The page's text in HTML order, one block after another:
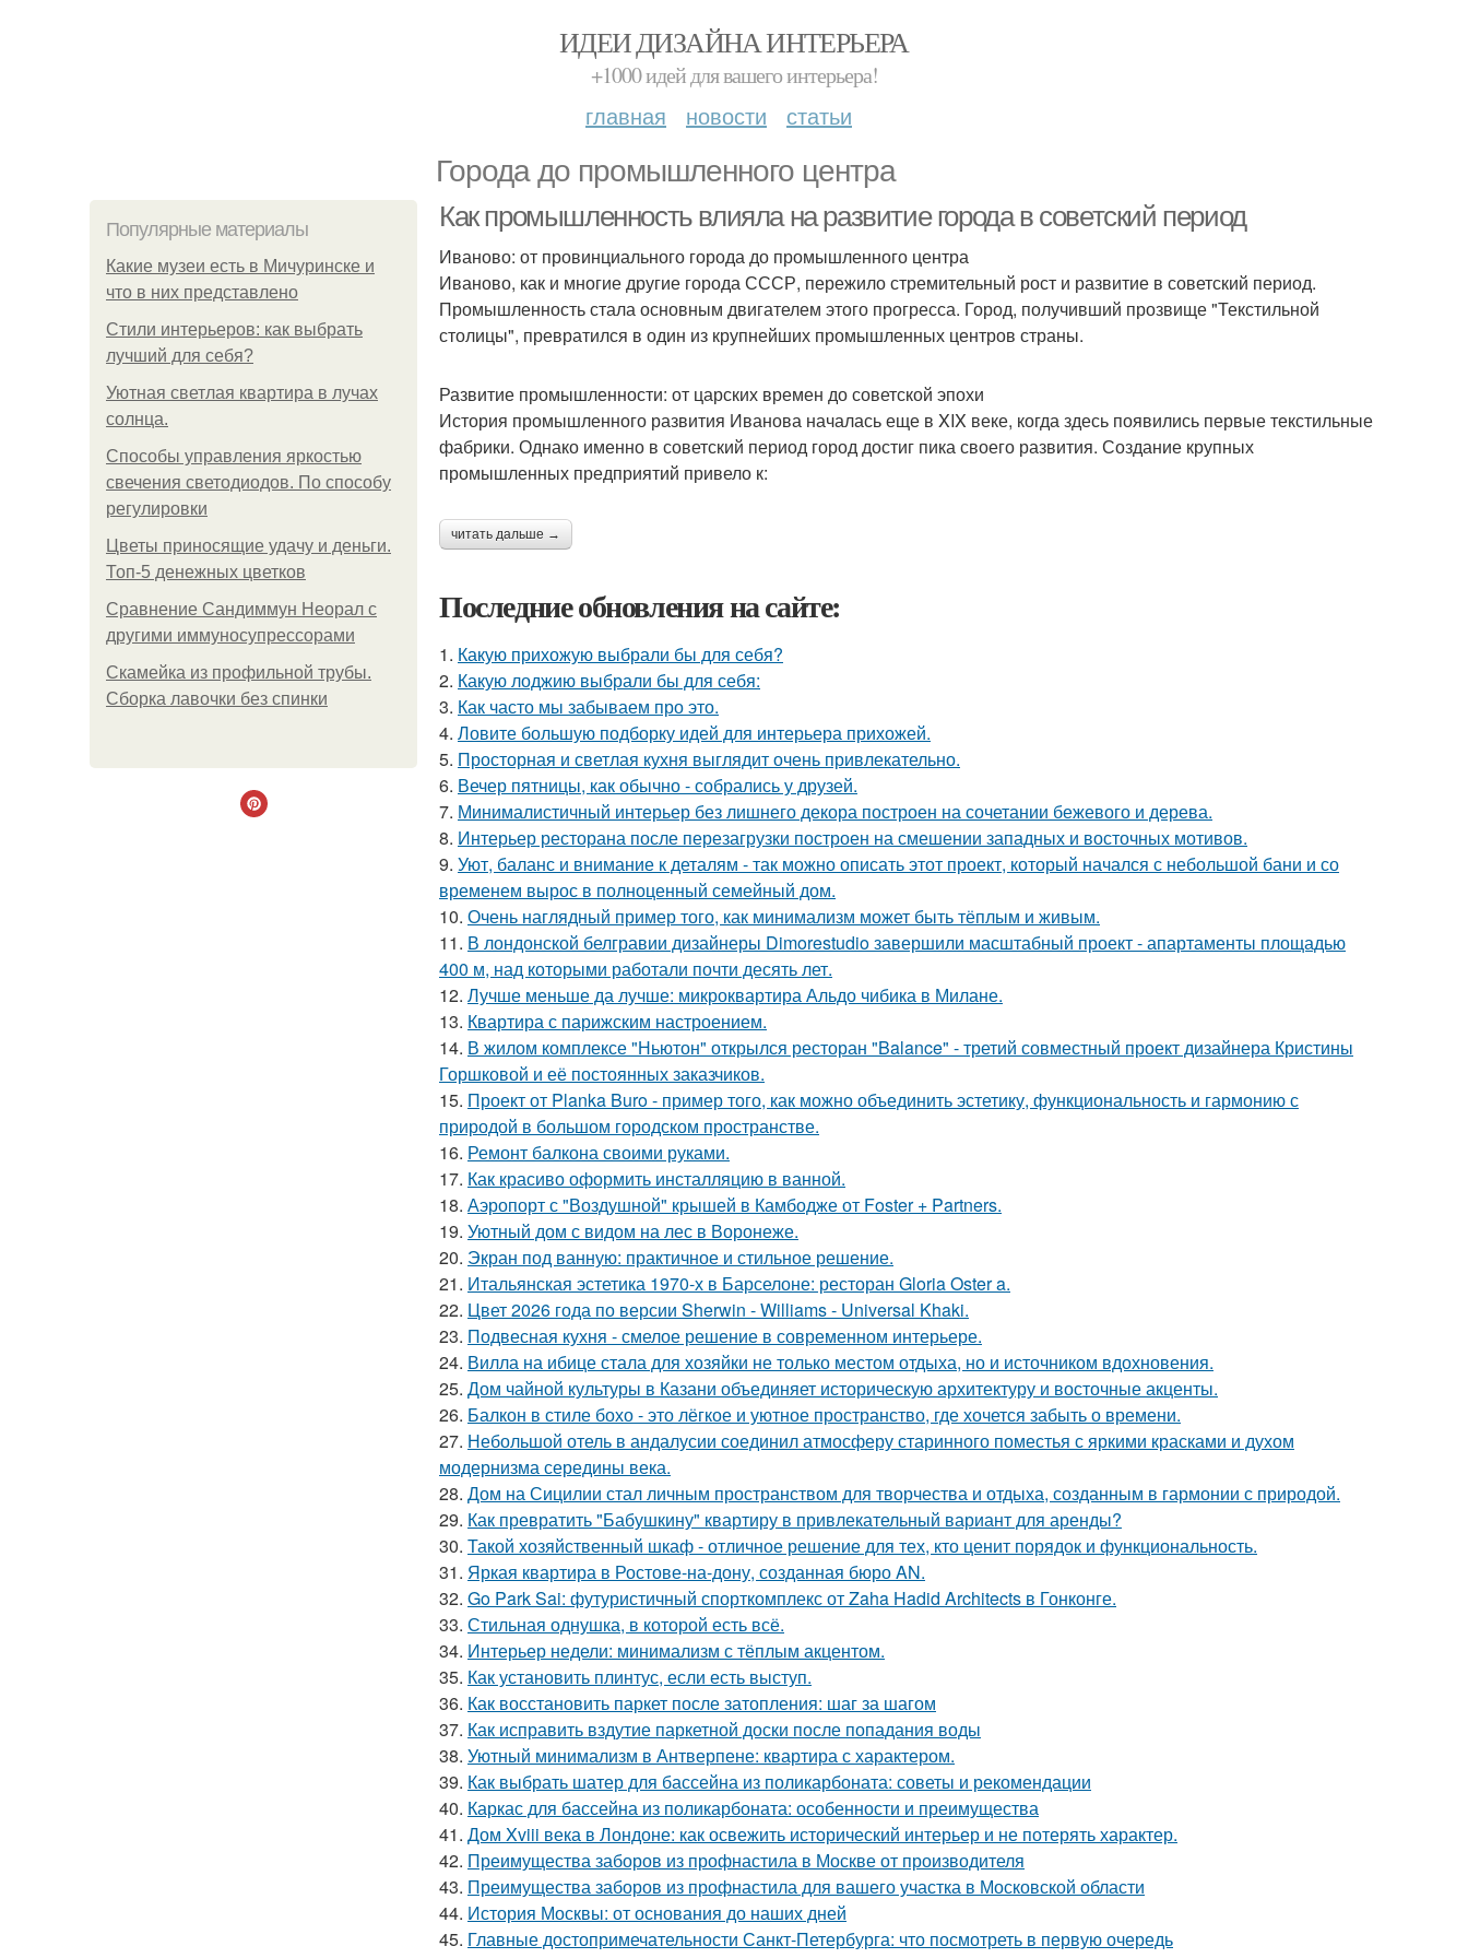
ИДЕИ ДИЗАЙНА ИНТЕРЬЕРА
+1000 идей для вашего интерьера!
главная новости статьи
Города до промышленного центра
Популярные материалы
Какие музеи есть в Мичуринске и
что в них представлено
Стили интерьеров: как выбрать
лучший для себя?
Уютная светлая квартира в лучах
солнца.
Способы управления яркостью
свечения светодиодов. По способу
регулировки
Цветы приносящие удачу и деньги.
Топ-5 денежных цветков
Сравнение Сандиммун Неорал с
другими иммуносупрессорами
Скамейка из профильной трубы.
Сборка лавочки без спинки
Как промышленность влияла на развитие города в советский период
Иваново: от провинциального города до промышленного центра
Иваново, как и многие другие города СССР, пережило стремительный рост и развитие в советский период.
Промышленность стала основным двигателем этого прогресса. Город, получивший прозвище "Текстильной
столицы", превратился в один из крупнейших промышленных центров страны.
Развитие промышленности: от царских времен до советской эпохи
История промышленного развития Иванова началась еще в XIX веке, когда здесь появились первые текстильные
фабрики. Однако именно в советский период город достиг пика своего развития. Создание крупных
промышленных предприятий привело к:
читать дальше →
Последние обновления на сайте:
1. Какую прихожую выбрали бы для себя?
2. Какую лоджию выбрали бы для себя:
3. Как часто мы забываем про это.
4. Ловите большую подборку идей для интерьера прихожей.
5. Просторная и светлая кухня выглядит очень привлекательно.
6. Вечер пятницы, как обычно - собрались у друзей.
7. Минималистичный интерьер без лишнего декора построен на сочетании бежевого и дерева.
8. Интерьер ресторана после перезагрузки построен на смешении западных и восточных мотивов.
9. Уют, баланс и внимание к деталям - так можно описать этот проект, который начался с небольшой бани и со
временем вырос в полноценный семейный дом.
10. Очень наглядный пример того, как минимализм может быть тёплым и живым.
11. В лондонской белгравии дизайнеры Dimorestudio завершили масштабный проект - апартаменты площадью
400 м, над которыми работали почти десять лет.
12. Лучше меньше да лучше: микроквартира Альдо чибика в Милане.
13. Квартира с парижским настроением.
14. В жилом комплексе "Ньютон" открылся ресторан "Balance" - третий совместный проект дизайнера Кристины
Горшковой и её постоянных заказчиков.
15. Проект от Planka Buro - пример того, как можно объединить эстетику, функциональность и гармонию с
природой в большом городском пространстве.
16. Ремонт балкона своими руками.
17. Как красиво оформить инсталляцию в ванной.
18. Аэропорт с "Воздушной" крышей в Камбодже от Foster + Partners.
19. Уютный дом с видом на лес в Воронеже.
20. Экран под ванную: практичное и стильное решение.
21. Итальянская эстетика 1970-х в Барселоне: ресторан Gloria Oster a.
22. Цвет 2026 года по версии Sherwin - Williams - Universal Khaki.
23. Подвесная кухня - смелое решение в современном интерьере.
24. Вилла на ибице стала для хозяйки не только местом отдыха, но и источником вдохновения.
25. Дом чайной культуры в Казани объединяет историческую архитектуру и восточные акценты.
26. Балкон в стиле бохо - это лёгкое и уютное пространство, где хочется забыть о времени.
27. Небольшой отель в андалусии соединил атмосферу старинного поместья с яркими красками и духом
модернизма середины века.
28. Дом на Сицилии стал личным пространством для творчества и отдыха, созданным в гармонии с природой.
29. Как превратить "Бабушкину" квартиру в привлекательный вариант для аренды?
30. Такой хозяйственный шкаф - отличное решение для тех, кто ценит порядок и функциональность.
31. Яркая квартира в Ростове-на-дону, созданная бюро AN.
32. Go Park Sai: футуристичный спорткомплекс от Zaha Hadid Architects в Гонконге.
33. Стильная однушка, в которой есть всё.
34. Интерьер недели: минимализм с тёплым акцентом.
35. Как установить плинтус, если есть выступ.
36. Как восстановить паркет после затопления: шаг за шагом
37. Как исправить вздутие паркетной доски после попадания воды
38. Уютный минимализм в Антверпене: квартира с характером.
39. Как выбрать шатер для бассейна из поликарбоната: советы и рекомендации
40. Каркас для бассейна из поликарбоната: особенности и преимущества
41. Дом Xviii века в Лондоне: как освежить исторический интерьер и не потерять характер.
42. Преимущества заборов из профнастила в Москве от производителя
43. Преимущества заборов из профнастила для вашего участка в Московской области
44. История Москвы: от основания до наших дней
45. Главные достопримечательности Санкт-Петербурга: что посмотреть в первую очередь